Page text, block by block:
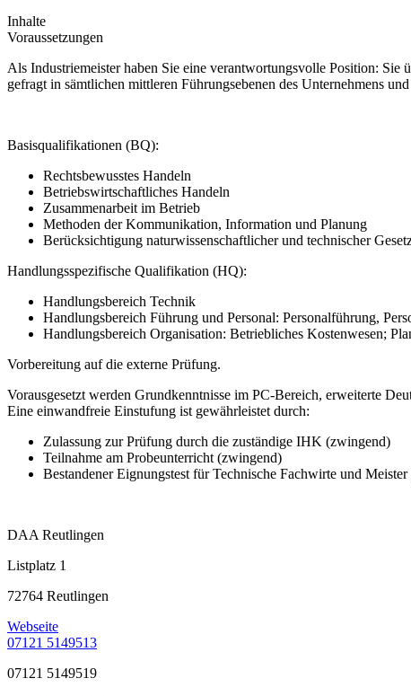
Inhalte
Voraussetzungen
Als Industriemeister haben Sie eine verantwortungsvolle Position: Sie
gefragt in sämtlichen mittleren Führungsebenen des Unternehmens
Basisqualifikationen (BQ):
Rechtsbewusstes Handeln
Betriebswirtschaftliches Handeln
Zusammenarbeit im Betrieb
Methoden der Kommunikation, Information und Planung
Berücksichtigung naturwissenschaftlicher und technischer
Handlungsspezifische Qualifikation (HQ):
Handlungsbereich Technik
Handlungsbereich Führung und Personal: Personalführung,
Handlungsbereich Organisation: Betriebliches Kostenwesen;
Vorbereitung auf die externe Prüfung.
Vorausgesetzt werden Grundkenntnisse im PC-Bereich, erweiterte
Eine einwandfreie Einstufung ist gewährleistet durch:
Zulassung zur Prüfung durch die zuständige IHK (zwingend)
Teilnahme am Probeunterricht (zwingend)
Bestandener Eignungstest für Technische Fachwirte und
DAA Reutlingen
Listplatz 1
72764 Reutlingen
Webseite
07121 5149513
07121 5149519